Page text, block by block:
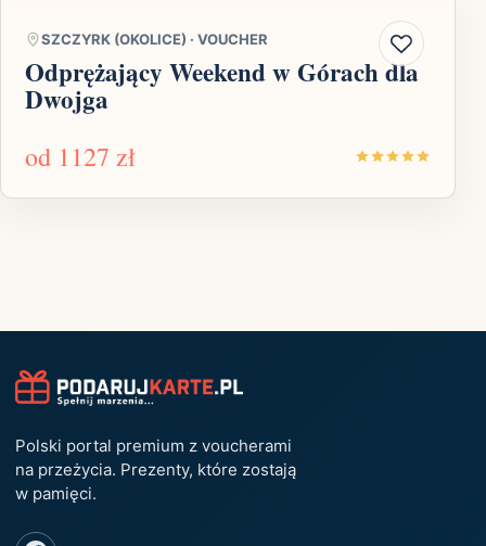
SZCZYRK (OKOLICE) · VOUCHER
Odprężający Weekend w Górach dla
Dwojga
od 1127 zł
Polski portal premium z voucherami
na przeżycia. Prezenty, które zostają
w pamięci.